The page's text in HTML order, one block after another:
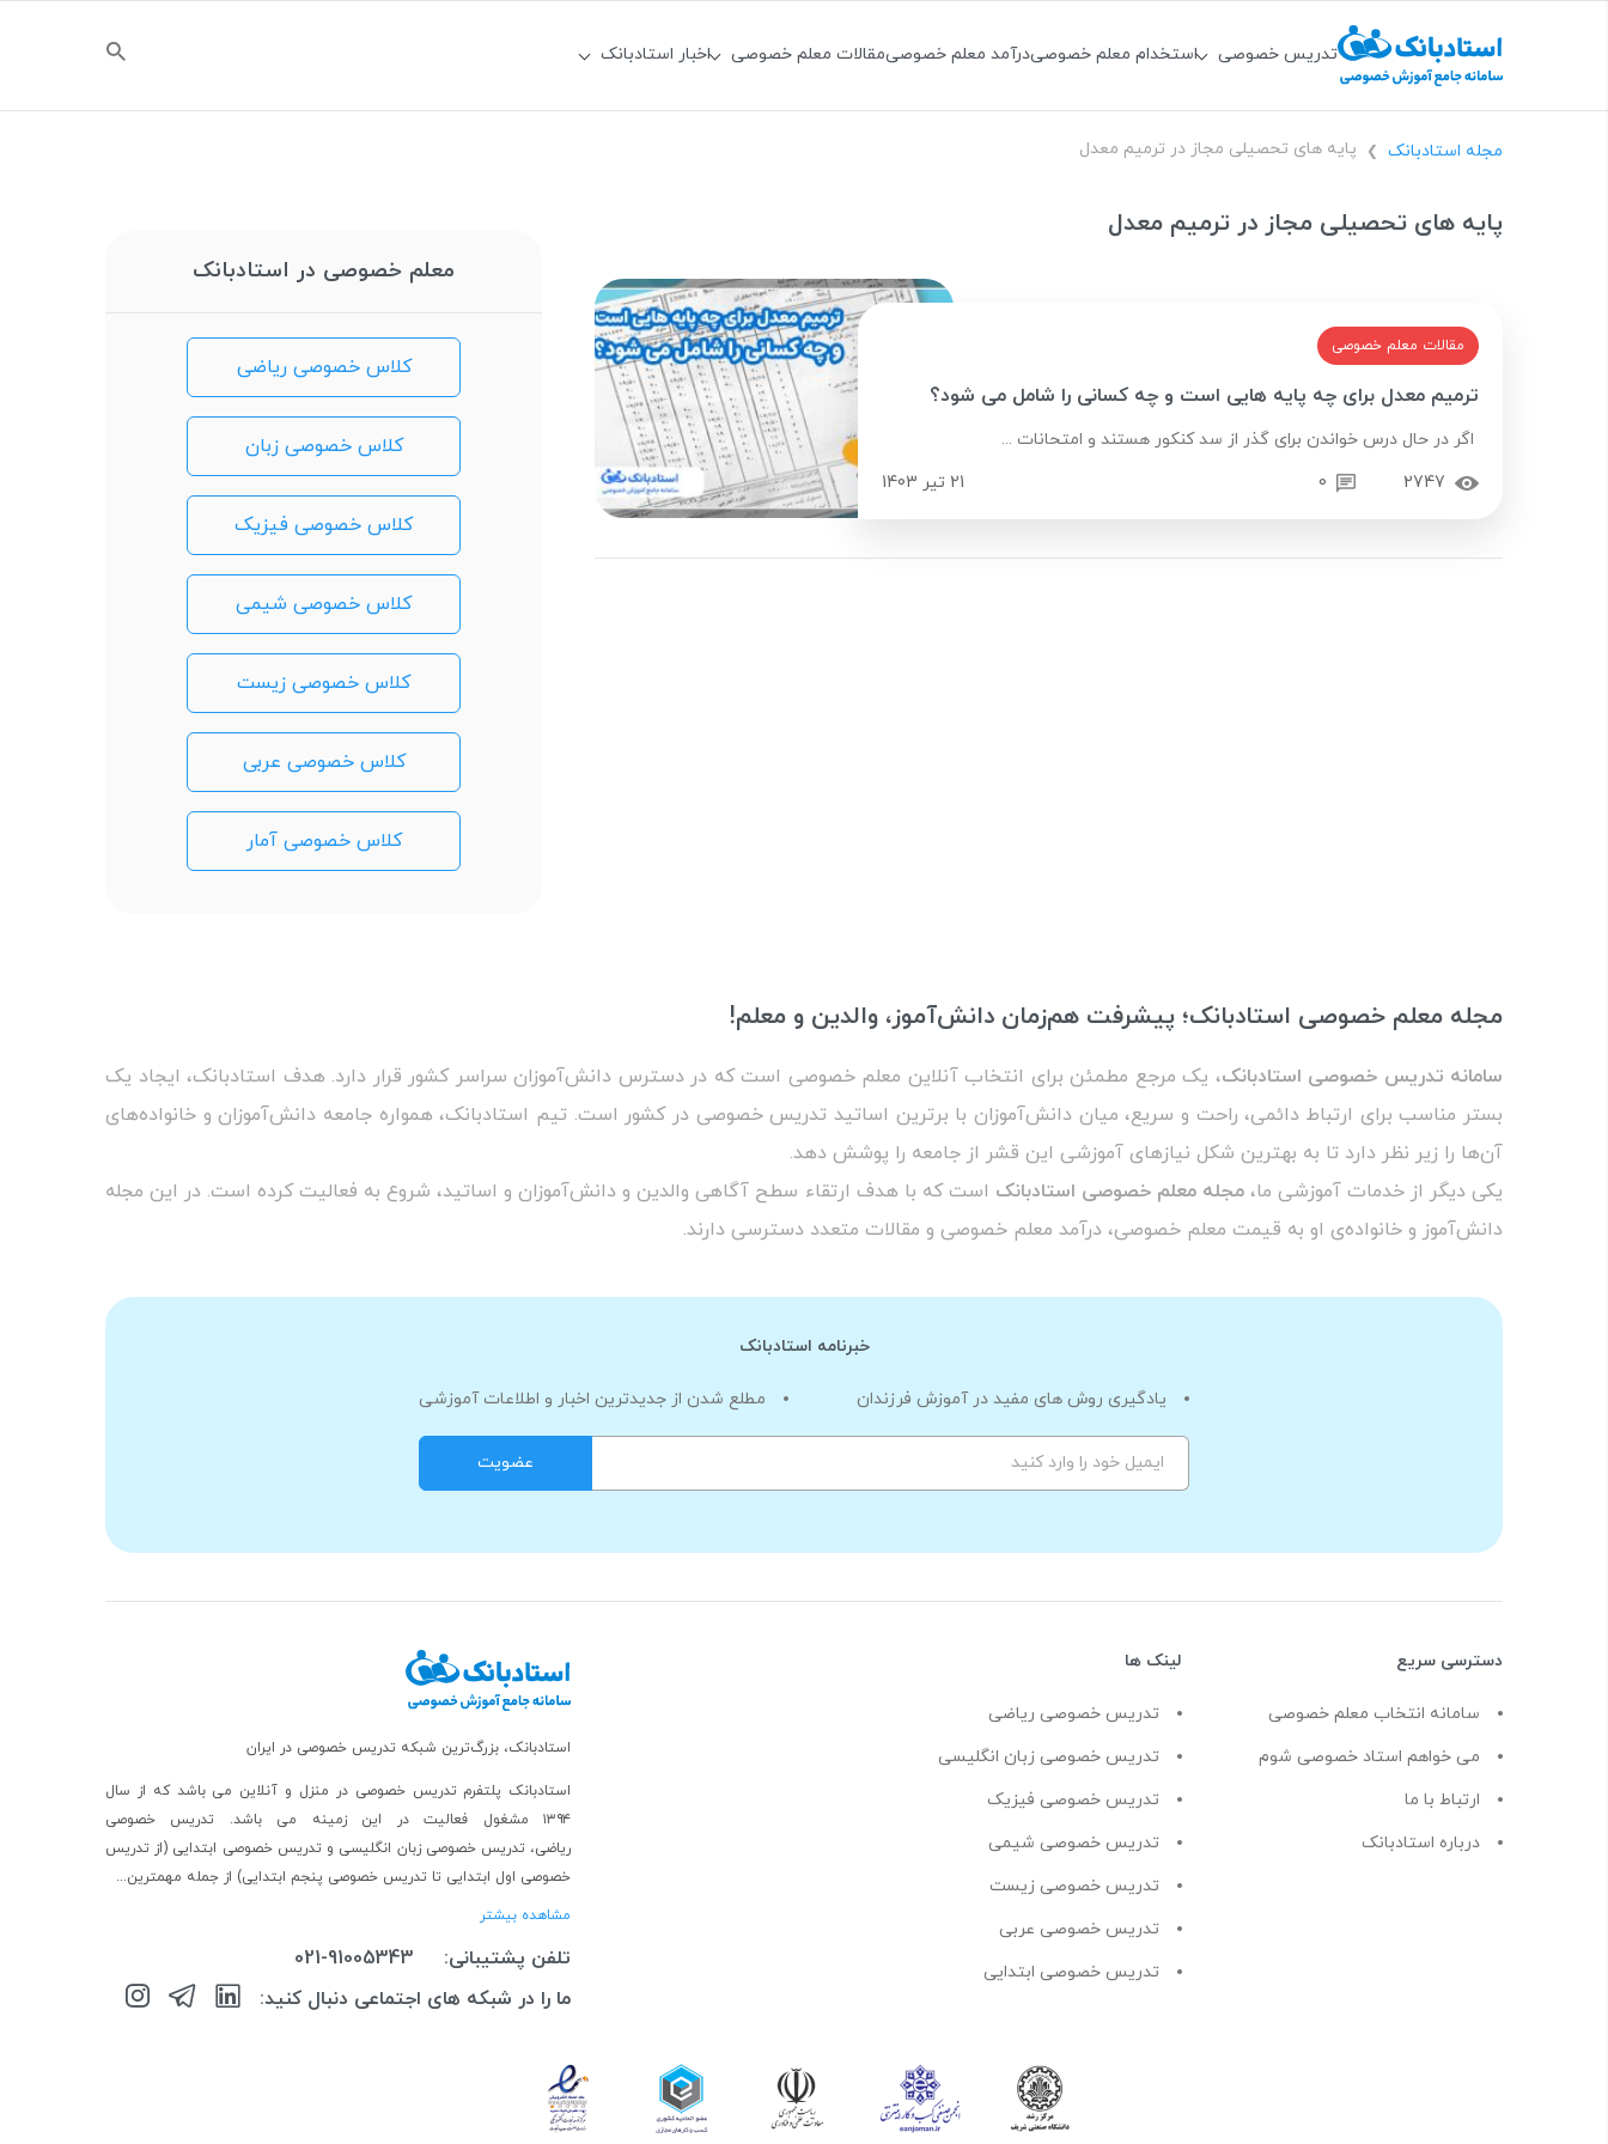
تدریس خصوصی استخدام معلم خصوصیدرآمد معلم خصوصیمقالات معلم خصوصی اخبار استادبانک
مجله استادبانک ❯ پایه های تحصیلی مجاز در ترمیم معدل
پایه های تحصیلی مجاز در ترمیم معدل
مقالات معلم خصوصی
ترمیم معدل برای چه پایه هایی است و چه کسانی را شامل می شود؟
اگر در حال درس خواندن برای گذر از سد کنکور هستند و امتحانات ...
2747
0 21 تیر 1403
معلم خصوصی در استادبانک
کلاس خصوصی ریاضی
کلاس خصوصی زبان
کلاس خصوصی فیزیک
کلاس خصوصی شیمی
کلاس خصوصی زیست
کلاس خصوصی عربی
کلاس خصوصی آمار
مجله‌ معلم خصوصی استادبانک؛ پیشرفت هم‌زمان دانش‌‎آموز، والدین و معلم!
سامانه‌ تدریس خصوصی استادبانک، یک مرجع مطمئن برای انتخاب آنلاین معلم خصوصی است که در دسترس دانش‌آموزان سراسر کشور قرار دارد. هدف استادبانک، ایجاد یک
بستر مناسب برای ارتباط دائمی، راحت و سریع، میان دانش‌آموزان با برترین اساتید تدریس خصوصی در کشور است. تیم استادبانک، همواره جامعه‌ دانش‌آموزان و خانواده‌های
آن‌ها را زیر نظر دارد تا به بهترین شکل نیاز‌های آموزشی این قشر از جامعه را پوشش دهد.
یکی دیگر از خدمات آموزشی ما،مجله معلم خصوصی استادبانک است که با هدف ارتقاء سطح آگاهی والدین و دانش‌آموزان و اساتید، شروع به فعالیت کرده است. در این مجله
دانش‌آموز و خانواده‌ی او به قیمت معلم خصوصی، درآمد معلم خصوصی و مقالات متعدد دسترسی دارند.
خبرنامه استادبانک
یادگیری روش های مفید در آموزش فرزندان مطلع شدن از جدیدترین اخبار و اطلاعات آموزشی
دسترسی سریع
سامانه انتخاب معلم خصوصی
می خواهم استاد خصوصی شوم
ارتباط با ما
درباره استادبانک
لینک ها
تدریس خصوصی ریاضی
تدریس خصوصی زبان انگلیسی
تدریس خصوصی فیزیک
تدریس خصوصی شیمی
تدریس خصوصی زیست
تدریس خصوصی عربی
تدریس خصوصی ابتدایی
استادبانک، بزرگ‌ترین شبکه تدریس خصوصی در ایران
استادبانک پلتفرم تدریس خصوصی در منزل و آنلاین می باشد که از سال
۱۳۹۴ مشغول فعالیت در این زمینه می باشد.
تدریس خصوصی
ریاضی، تدریس خصوصی زبان انگلیسی و تدریس خصوصی ابتدایی (از تدریس
خصوصی اول ابتدایی تا تدریس خصوصی پنجم ابتدایی) از جمله مهمترین...
مشاهده بیشتر
تلفن پشتیبانی:
021-91005343
ما را در شبکه های اجتماعی دنبال کنید: